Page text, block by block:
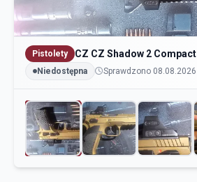
Pistolety CZ CZ Shadow 2 Compact
Niedostępna Sprawdzono 08.08.2026